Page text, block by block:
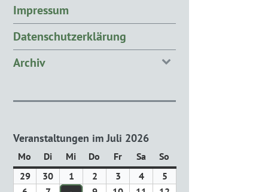
Impressum
Datenschutzerklärung
Archiv
Veranstaltungen im Juli 2026
Mo Montag
DiDienstag
Mi Mittwoch
Do Donnerstag
FrFreitag
Sa Samstag
So
2929.30 1 2 3 44.
5